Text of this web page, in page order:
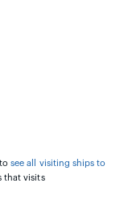
tosee all visiting ships to
that visits